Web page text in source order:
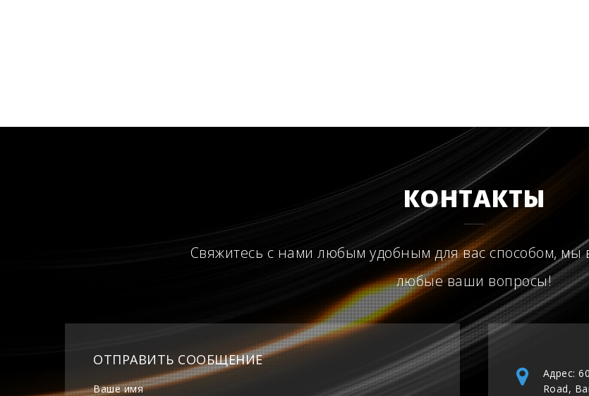
КОНТАКТЫ
Свяжитесь с нами любым удобным для вас способом, мы
любые ваши вопросы!
ОТПРАВИТЬ СООБЩЕНИЕ
Ваше имя
Адрес:
Road,